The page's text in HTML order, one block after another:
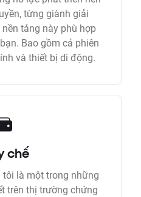
từng giành giải
tảng này phù hợp
Bao gồm cả phiên
và thiết bị di động.
chế
là một trong những
trên thị trường chứng